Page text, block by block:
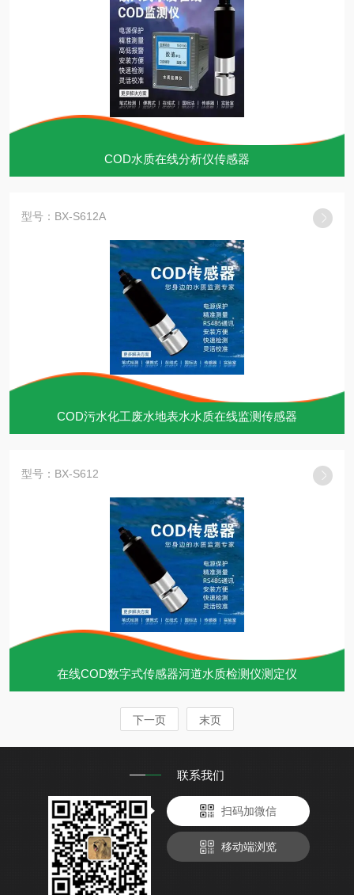
COD水质在线分析仪传感器
型号：BX-S612A
COD污水化工废水地表水水质在线监测传感器
型号：BX-S612
在线COD数字式传感器河道水质检测仪测定仪
下一页 末页
联系我们
扫码加微信
移动端浏览